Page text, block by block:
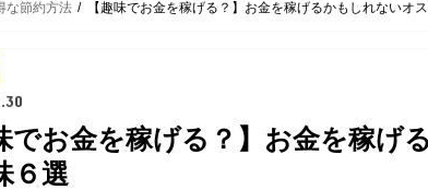
な節約方法 【趣味でお金を稼げる？】お金を稼げるかもしれないオ
でお金を稼げる？】お金を稼げ
６選